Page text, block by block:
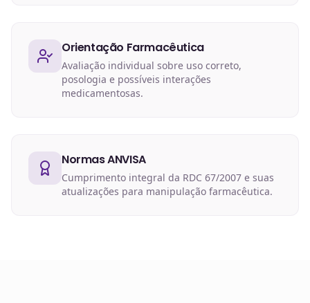
Orientação Farmacêutica
Avaliação individual sobre uso correto,
posologia e possíveis interações
medicamentosas.
Normas ANVISA
Cumprimento integral da RDC 67/2007 e suas
atualizações para manipulação farmacêutica.